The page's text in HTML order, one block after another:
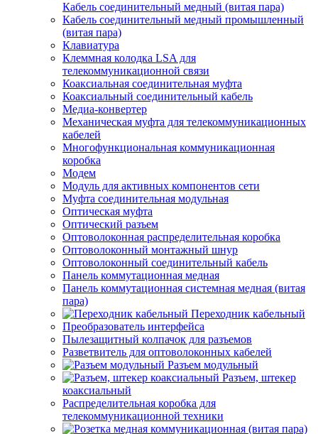
Кабель соединительный медный (витая пара)
Кабель соединительный медный промышленный
(витая пара)
Клавиатура
Клеммная колодка LSA для
телекоммуникационной связи
Коаксиальная соединительная муфта
Коаксиальный соединительный кабель
Медиа-конвертер
Механическая муфта для телекоммуникационных
кабелей
Многофункциональная коммуникационная
коробка
Модем
Модуль для активных компонентов сети
Муфта соединительная модульная
Оптическая муфта
Оптический разъем
Оптоволоконная распределительная коробка
Оптоволоконный монтажный шнур
Оптоволоконный соединительный кабель
Панель коммутационная медная
Панель коммутационная системная медная (витая
пара)
Переходник кабельный
Преобразователь интерфейса
Пылезащитный колпачок для разъемов
Разветвитель для оптоволоконных кабелей
Разъем модульный
Разъем, штекер
коаксиальный
Распределительная коробка для
телекоммуникационной техники